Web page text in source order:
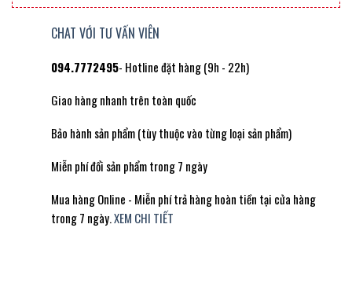
CHAT VỚI TƯ VẤN VIÊN
094.7772495- Hotline đặt hàng (9h - 22h)
Giao hàng nhanh trên toàn quốc
Bảo hành sản phẩm (tùy thuộc vào từng loại sản phẩm)
Miễn phí đổi sản phẩm trong 7 ngày
Mua hàng Online - Miễn phí trả hàng hoàn tiền tại cửa hàng
trong 7 ngày.XEM CHI TIẾT